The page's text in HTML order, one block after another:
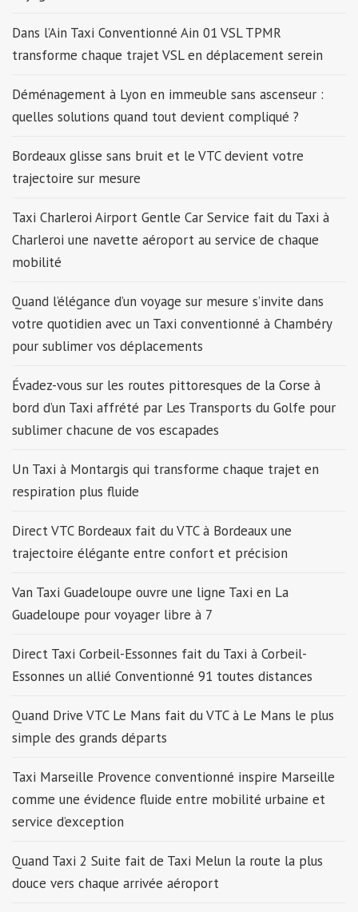
Dans l’Ain Taxi Conventionné Ain 01 VSL TPMR
transforme chaque trajet VSL en déplacement serein
Déménagement à Lyon en immeuble sans ascenseur :
quelles solutions quand tout devient compliqué ?
Bordeaux glisse sans bruit et le VTC devient votre
trajectoire sur mesure
Taxi Charleroi Airport Gentle Car Service fait du Taxi à
Charleroi une navette aéroport au service de chaque
mobilité
Quand l’élégance d’un voyage sur mesure s’invite dans
votre quotidien avec un Taxi conventionné à Chambéry
pour sublimer vos déplacements
Évadez-vous sur les routes pittoresques de la Corse à
bord d’un Taxi affrété par Les Transports du Golfe pour
sublimer chacune de vos escapades
Un Taxi à Montargis qui transforme chaque trajet en
respiration plus fluide
Direct VTC Bordeaux fait du VTC à Bordeaux une
trajectoire élégante entre confort et précision
Van Taxi Guadeloupe ouvre une ligne Taxi en La
Guadeloupe pour voyager libre à 7
Direct Taxi Corbeil-Essonnes fait du Taxi à Corbeil-
Essonnes un allié Conventionné 91 toutes distances
Quand Drive VTC Le Mans fait du VTC à Le Mans le plus
simple des grands départs
Taxi Marseille Provence conventionné inspire Marseille
comme une évidence fluide entre mobilité urbaine et
service d’exception
Quand Taxi 2 Suite fait de Taxi Melun la route la plus
douce vers chaque arrivée aéroport